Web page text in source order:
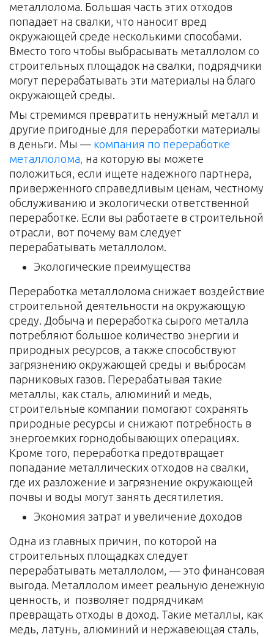
металлолома. Большая часть этих отходов
попадает на свалки, что наносит вред
окружающей среде несколькими способами.
Вместо того чтобы выбрасывать металлолом со
строительных площадок на свалки, подрядчики
могут перерабатывать эти материалы на благо
окружающей среды.
Мы стремимся превратить ненужный металл и
другие пригодные для переработки материалы
в деньги. Мы — компания по переработке
металлолома, на которую вы можете
положиться, если ищете надежного партнера,
приверженного справедливым ценам, честному
обслуживанию и экологически ответственной
переработке. Если вы работаете в строительной
отрасли, вот почему вам следует
перерабатывать металлолом.
Экологические преимущества
Переработка металлолома снижает воздействие
строительной деятельности на окружающую
среду. Добыча и переработка сырого металла
потребляют большое количество энергии и
природных ресурсов, а также способствуют
загрязнению окружающей среды и выбросам
парниковых газов. Перерабатывая такие
металлы, как сталь, алюминий и медь,
строительные компании помогают сохранять
природные ресурсы и снижают потребность в
энергоемких горнодобывающих операциях.
Кроме того, переработка предотвращает
попадание металлических отходов на свалки,
где их разложение и загрязнение окружающей
почвы и воды могут занять десятилетия.
Экономия затрат и увеличение доходов
Одна из главных причин, по которой на
строительных площадках следует
перерабатывать металлолом, — это финансовая
выгода. Металлолом имеет реальную денежную
ценность, и позволяет подрядчикам
превращать отходы в доход. Такие металлы, как
медь, латунь, алюминий и нержавеющая сталь,